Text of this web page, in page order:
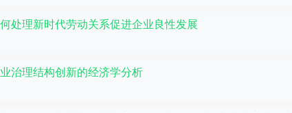
处理新时代劳动关系促进企业良性发展
治理结构创新的经济学分析